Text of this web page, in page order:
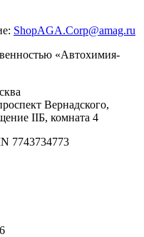
ShopAGA.Corp@amag.ru
«Автохимия-
Вернадского,
IIБ, комната 4
7743734773